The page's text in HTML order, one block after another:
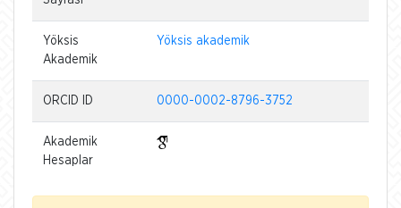
Yöksis
Akademik
Yöksis akademik
ORCID ID 0000-0002-8796-3752
Akademik
Hesaplar